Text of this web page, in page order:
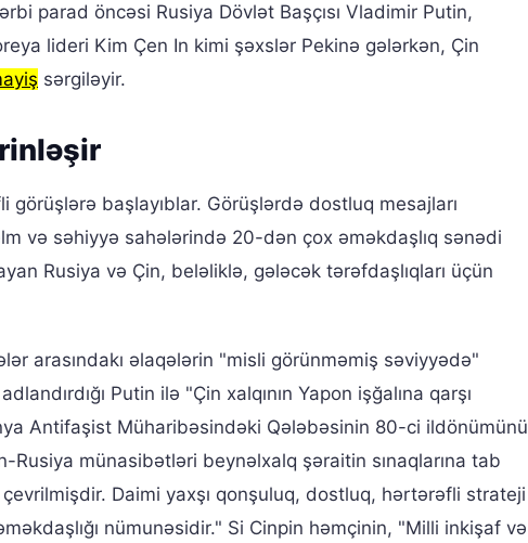
parad öncəsi Rusiya Dövlət Başçısı Vladimir Putin,
lideri Kim Çen In kimi şəxslər Pekinə gələrkən, Çin
sərgiləyir.
görüşlərə başlayıblar. Görüşlərdə dostluq mesajları
və səhiyyə sahələrində 20-dən çox əməkdaşlıq sənədi
Rusiya və Çin, beləliklə, gələcək tərəfdaşlıqları üçün
arasındakı əlaqələrin "misli görünməmiş səviyyədə"
Putin ilə "Çin xalqının Yapon işğalına qarşı
Antifaşist Müharibəsindəki Qələbəsinin 80-ci ildönümünü
münasibətləri beynəlxalq şəraitin sınaqlarına tab
Daimi yaxşı qonşuluq, dostluq, hərtərəfli strateji
nümunəsidir." Si Cinpin həmçinin, "Milli inkişaf və